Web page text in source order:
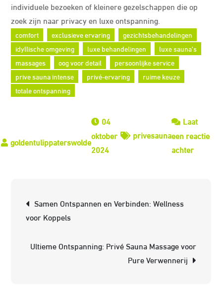
individuele bezoeken of kleinere gezelschappen die op
zoek zijn naar privacy en luxe ontspanning.
comfort exclusieve ervaring
gezichtsbehandelingen
idyllische omgeving
luxe behandelingen
luxe sauna's
massages
oog voor detail
persoonlijke service
prive sauna intense
privé-ervaring
ruime keuze
totale ontspanning
04
oktober
2024
privesauna
Laat
een reactie
achterop
Samen Ontspannen en Verbinden: Wellness
voor Koppels
Ultieme Ontspanning: Privé Sauna Massage voor
Pure Verwennerij